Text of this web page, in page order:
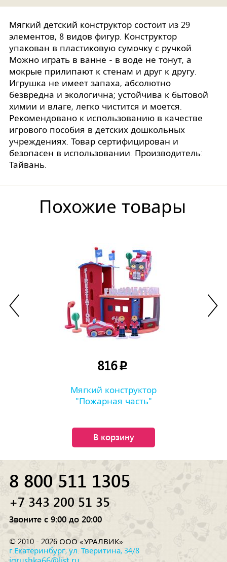
Мягкий детский конструктор состоит из 29
элементов, 8 видов фигур. Конструктор
упакован в пластиковую сумочку с ручкой.
Можно играть в ванне - в воде не тонут, а
мокрые прилипают к стенам и друг к другу.
Игрушка не имеет запаха, абсолютно
безвредна и экологична; устойчива к бытовой
химии и влаге, легко чистится и моется.
Рекомендовано к использованию в качестве
игрового пособия в детских дошкольных
учреждениях. Товар сертифицирован и
безопасен в использовании. Производитель:
Тайвань.
Похожие товары
816p
Мягкий конструктор
"Пожарная часть"
В корзину
8 800 511 1305
+7 343 200 51 35
Звоните с 9:00 до 20:00
© 2010 - 2026 ООО «УРАЛВИК»
г.Екатеринбург, ул. Тверитина, 34/8